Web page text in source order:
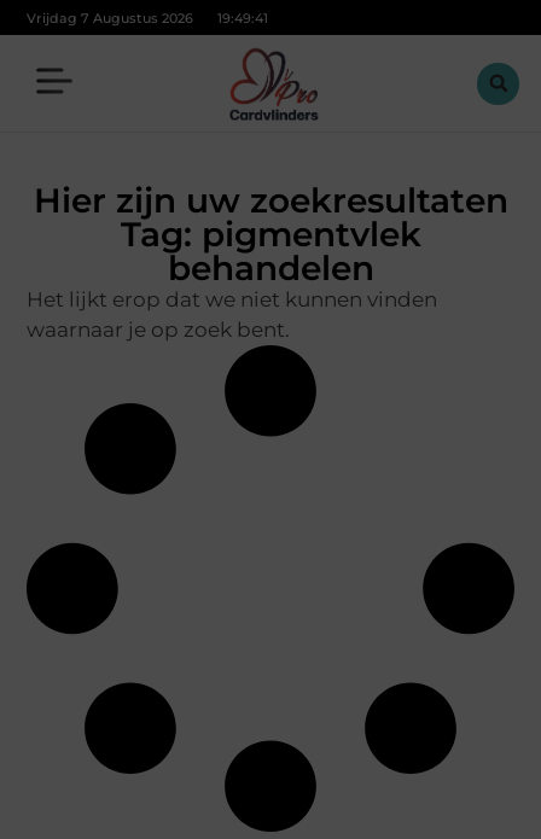
Vrijdag 7 Augustus 2026 19:49:42
Hier zijn uw zoekresultaten
Tag: pigmentvlek
behandelen
Het lijkt erop dat we niet kunnen vinden
waarnaar je op zoek bent.